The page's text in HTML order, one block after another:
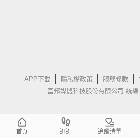
APP下載 隱私權政策 服務條款
富邦媒體科技股份有限公司 統編
首頁 逛逛 追蹤清單